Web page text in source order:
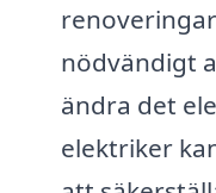
nödvändigt
ändra det
elektriker